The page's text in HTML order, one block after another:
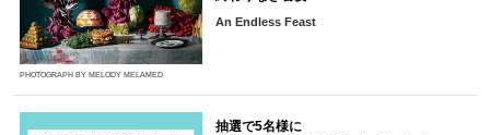
PHOTOGRAPH BY MELODY MELAMED
An Endless Feast
抽選で5名様に